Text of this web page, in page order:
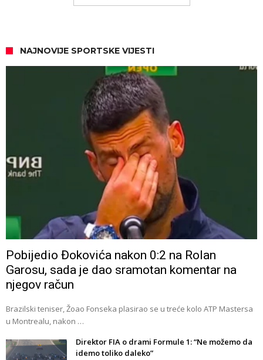
NAJNOVIJE SPORTSKE VIJESTI
Pobijedio Đokovića nakon 0:2 na Rolan
Garosu, sada je dao sramotan komentar na
njegov račun
Brazilski teniser, Žoao Fonseka plasirao se u treće kolo ATP Mastersa
u Montrealu, nakon …
Direktor FIA o drami Formule 1: “Ne možemo da
idemo toliko daleko”